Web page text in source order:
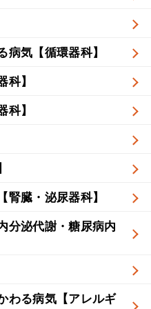
気【循環器科】
】
】
臓・泌尿器科】
分泌代謝・糖尿病内
わる病気【アレルギ